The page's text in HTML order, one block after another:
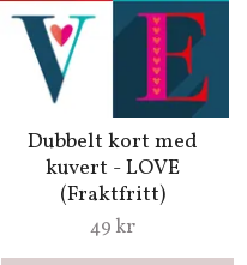
Dubbelt kort med
kuvert - LOVE
(Fraktfritt)
49 kr